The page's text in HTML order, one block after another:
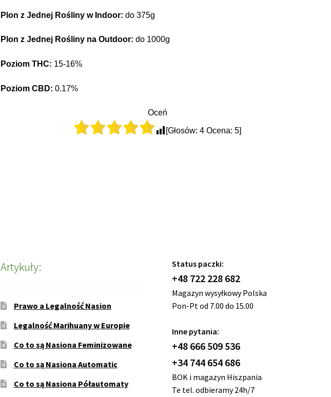
Plon z Jednej Rośliny w Indoor: do 375g
Plon z Jednej Rośliny na Outdoor: do 1000g
Poziom THC: 15-16%
Poziom CBD: 0.17%
Oceń
[Głosów:4 Ocena:5]
Artykuły:
Prawo a Legalność Nasion
Legalność Marihuany w Europie
Co to są Nasiona Feminizowane
Co to są Nasiona Automatic
Co to są Nasiona Półautomaty
Status paczki:
+48 722 228 682
Magazyn wysyłkowy Polska
Pon-Pt od 7.00 do 15.00
Inne pytania:
+48 666 509 536
+34 744 654 686
BOK i magazyn Hiszpania
Te tel. odbieramy 24h/7